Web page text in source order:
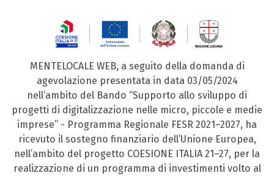
MENTELOCALE WEB, a seguito della domanda di
agevolazione presentata in data 03/05/2024
nell’ambito del Bando “Supporto allo sviluppo di
progetti di digitalizzazione nelle micro, piccole e medie
imprese” - Programma Regionale FESR 2021–2027, ha
ricevuto il sostegno finanziario dell’Unione Europea,
nell’ambito del progetto COESIONE ITALIA 21–27, per la
realizzazione di un programma di investimenti volto al